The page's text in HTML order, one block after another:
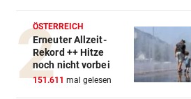
ÖSTERREICH
Erneuter Allzeit-
Rekord ++ Hitze
noch nicht vorbei
151.611 mal gelesen